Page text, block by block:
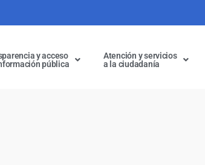
y acceso
pública
Atención y servicios
a la ciudadanía